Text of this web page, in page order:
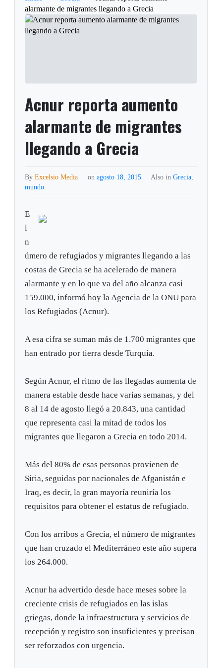
alarmante de migrantes llegando a Grecia
Acnur reporta aumento
alarmante de migrantes
llegando a Grecia
ByExcelsio Media on agosto 18, 2015 Also in Grecia,
mundo
E
l
n
úmero de refugiados y migrantes llegando a las
costas de Grecia se ha acelerado de manera
alarmante y en lo que va del año alcanza casi
159.000, informó hoy la Agencia de la ONU para
los Refugiados (Acnur).
A esa cifra se suman más de 1.700 migrantes que
han entrado por tierra desde Turquía.
Según Acnur, el ritmo de las llegadas aumenta de
manera estable desde hace varias semanas, y del
8 al 14 de agosto llegó a 20.843, una cantidad
que representa casi la mitad de todos los
migrantes que llegaron a Grecia en todo 2014.
Más del 80% de esas personas provienen de
Siria, seguidas por nacionales de Afganistán e
Iraq, es decir, la gran mayoría reuniría los
requisitos para obtener el estatus de refugiado.
Con los arribos a Grecia, el número de migrantes
que han cruzado el Mediterráneo este año supera
los 264.000.
Acnur ha advertido desde hace meses sobre la
creciente crisis de refugiados en las islas
griegas, donde la infraestructura y servicios de
recepción y registro son insuficientes y precisan
ser reforzados con urgencia.